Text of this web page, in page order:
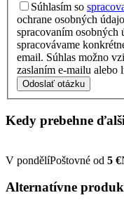
Súhlasím so
ochrane osobných
spracovaním osobných
spracovávame
email. Súhlas možno
zaslaním e-mailu alebo
Odoslať otázku
Kedy prebehne
V pondělíPoštovné od 5 €
Alternatívne